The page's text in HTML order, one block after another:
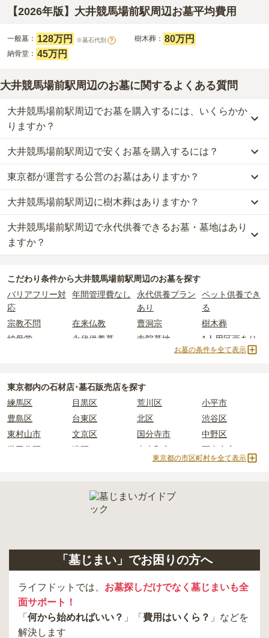
【2026年版】大井競馬場前駅周辺お墓平均費用
一般墓： 128万円 ※墓石代別 ? 樹木葬： 80万円
納骨堂： 45万円
大井競馬場前駅周辺のお墓に関するよくある質問
大井競馬場前駅周辺でお墓を購入するには、いくらかか
りますか？
大井競馬場前駅周辺での購入費用の目安は、一般墓が約295万円、
樹木葬が約80万円、納骨堂が約45万円です。
一般墓を建てる場合は、「永代使用料（土地代）」と「墓石代」の
2つが主な費用となります。
大井競馬場前駅周辺の一般墓の永代使用料の平均は
で、墓
大きさ・素材によって変わります。
樹木葬・納骨堂・永代供養墓は、基本的に墓石代がかからず、永代
なお、お墓によっては以下の費用が別途かかる場合があります。
・開眼法要の費用：お墓を新しく建てた際に行う儀式のための費
用。僧侶に渡すお布施がかかります。
・納骨式の費用
：お墓に遺骨を納める儀式のための費用。僧侶に渡
すお布施、会食などの費用がかかります。
：お墓の管理費。契約後、毎年発生するケースがあり
正確な費用は、区画や石材の選び方によって大きく変わるため、見
積もりを取るまで確定しません。
現地見学では、担当者に「提示金額以外にかかる費用はないか」を
必ず確認することをおすすめします。
現地への見学が難しい場合は、資料請求でも各霊園の詳しい料金案
大井競馬場前駅周辺で安くお墓を購入するには？
大井競馬場前駅周辺で一番安価なお墓は、徳浄寺 永代納骨堂恩送庵
の樹木葬で、15万円からお求めいただけます。
一般的に最も費用を抑えられるのは、他の方のご遺骨と一緒に埋葬
する「合祀墓（ごうしぼ）」と呼ばれるタイプです。個別のお墓に
比べて省スペースで管理の手間がかからないため、費用が安く設定
されています。
価格の目安は、1名あたり5万円〜30万円程度です。
大井競馬場前駅周辺で安価なお墓を探したい場合は、
で並び替えてお墓を探すのがおすすめです。
東京都が運営する公営のお墓はありますか？
大井競馬場前駅周辺には、公営の霊園の掲載がありません。
一方で、東京都内には、県または市区町村が運営する公営の霊園が
16件あります。
公営霊園は民営の霊園と異なり、契約にあたって応募資格が設けら
主な条件として、遺骨がすでにある、該当の市区町村に一定年数以
上住んでいるなどが挙げられます。
条件を満たさない場合は、申し込み自体ができないことも多いた
め、事前の確認が重要です。
契約条件の詳細は、各霊園のページをご確認いただくか、資料請求
大井競馬場前駅周辺に樹木葬はありますか？
大井競馬場前駅周辺には、4件の樹木葬があります。
詳しくは、
大井競馬場前駅周辺で永代供養できるお墓・墓地はあり
ますか？
す。
詳しくは、 大井競馬場前駅周辺の永代供養の一覧をご覧ください。
こだわり条件から大井競馬場前駅周辺のお墓を探す
バリアフリー対
応
年間管理費なし
永代供養プラン
あり
ペット供養でき
る
宗教不問
在来仏教 曹洞宗
樹木葬
納骨堂
永代供養墓 寺院墓地
1人用区画あり
お墓の条件を全て表示
東京都内の石材店･墓石販売店を探す
練馬区
目黒区 荒川区
小平市
豊島区
台東区 北区
渋谷区
東村山市
文京区 国分寺市
中野区
世田谷区
港区 東大和市
西東京市
町田市 府中市
昭島市
葛飾区 墨田区
杉並区
東京都の市区町村を全て表示
「墓じまい」でお困りの方へ
ライフドットでは、 お墓探しだけでなく墓じまいも全
面サポート！
「 何から始めればいい？ 」「 費用はいくら？ 」などを
解決します